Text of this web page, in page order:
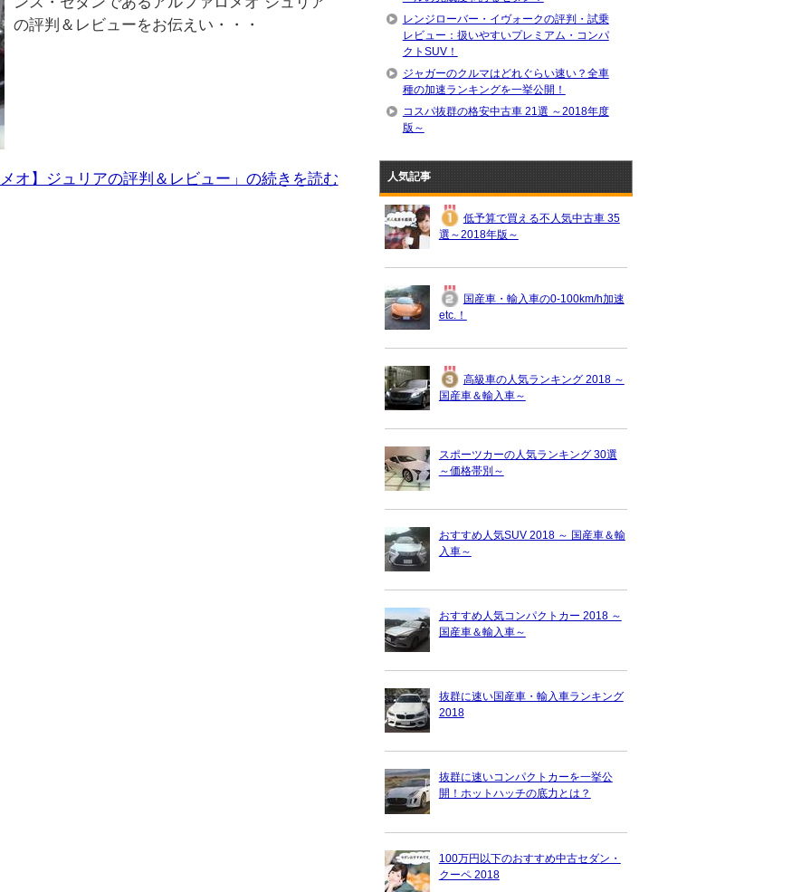
の評判＆レビューをお伝えい・・・
メオ】ジュリアの評判＆レビュー」の続きを読む
レンジローバー・イヴォークの評判・試乗
レビュー：扱いやすいプレミアム・コンパ
クトSUV！
ジャガーのクルマはどれぐらい速い？全車
種の加速ランキングを一挙公開！
コスパ抜群の格安中古車 21選 ～2018年度
版～
人気記事
低予算で買える不人気中古車 35
選～2018年版～
国産車・輸入車の0-100km/h加速
etc.！
高級車の人気ランキング 2018 ～
国産車＆輸入車～
スポーツカーの人気ランキング 30選
～価格帯別～
おすすめ人気SUV 2018 ～ 国産車＆輸
入車～
おすすめ人気コンパクトカー 2018 ～
国産車＆輸入車～
抜群に速い国産車・輸入車ランキング
2018
抜群に速いコンパクトカーを一挙公
開！ホットハッチの底力とは？
100万円以下のおすすめ中古セダン・
クーペ 2018